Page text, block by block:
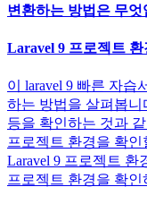
변환하는 방법은 무엇
Laravel 9 프로젝트
이 laravel 9 빠른 자습
하는 방법을 살펴봅니
등을 확인하는 것과
프로젝트 환경을 확인
Laravel 9 프로젝트 환
프로젝트 환경을 확